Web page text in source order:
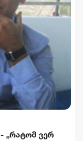
„რატომ ვერ